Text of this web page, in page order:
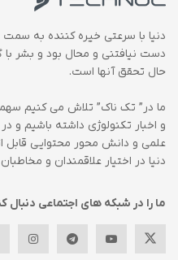
دنیا با سرعتی خیره کننده به
دست نیافتنی و محال بود و بشر با
حال تحقق آنها است.
ما در” تک ناک” تلاش می کنیم
و اخبار تکنولوژی داشته باشیم و
علمی و دانش محور محتوایی قابل
دنیا در اختیار علاقمندان و
ما را در شبکه های اجتماعی دنبال